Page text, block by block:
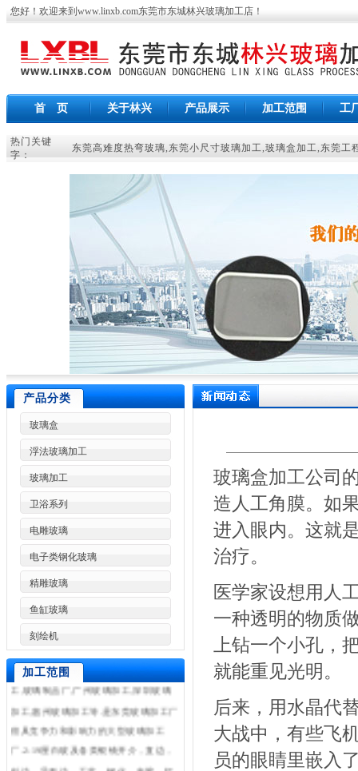
您好！欢迎来到 www.linxb.com东莞市东城林兴玻璃加工店 ！
首 页 关于林兴 产品展示 加工范围 工
热门关键
字：
东莞高难度热弯玻璃,东莞小尺寸玻璃加工,玻璃盒加工,东莞工
产品分类
玻璃盒
浮法玻璃加工
玻璃加工
卫浴系列
电雕玻璃
电子类钢化玻璃
精雕玻璃
鱼缸玻璃
刻绘机
加工范围
东莞市林兴玻璃制品加工厂是一家专业
加工各种高难度特种玻璃,东莞玻璃加工,
东莞玻璃深加工,东莞玻璃加工设备,东莞
玻璃加工厂,浮法玻璃加工,艺术玻璃加
工,玻璃制品厂,广州玻璃加工,深圳玻璃
玻璃盒加工公司
造人工角膜。如
进入眼内。这就
治疗。
医学家设想用人
一种透明的物质
上钻一个小孔，
就能重见光明。
后来，用水晶代
大战中，有些飞
员的眼睛里嵌入